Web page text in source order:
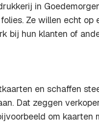
in
Ze willen echt op
bij hun klanten of
en schaffen
Dat zeggen
om kaarten